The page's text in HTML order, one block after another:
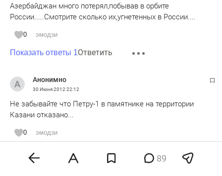
Азербайджан много потерял,побывав в орбите
России.....Смотрите сколько их,угнетенных в России....
0 эмодзи
Показать ответы 1Ответить
Анонимно
30 Июня 2012 22:12
Не забывайте что Петру-1 в памятнике на территории
Казани отказано...
0 эмодзи
89